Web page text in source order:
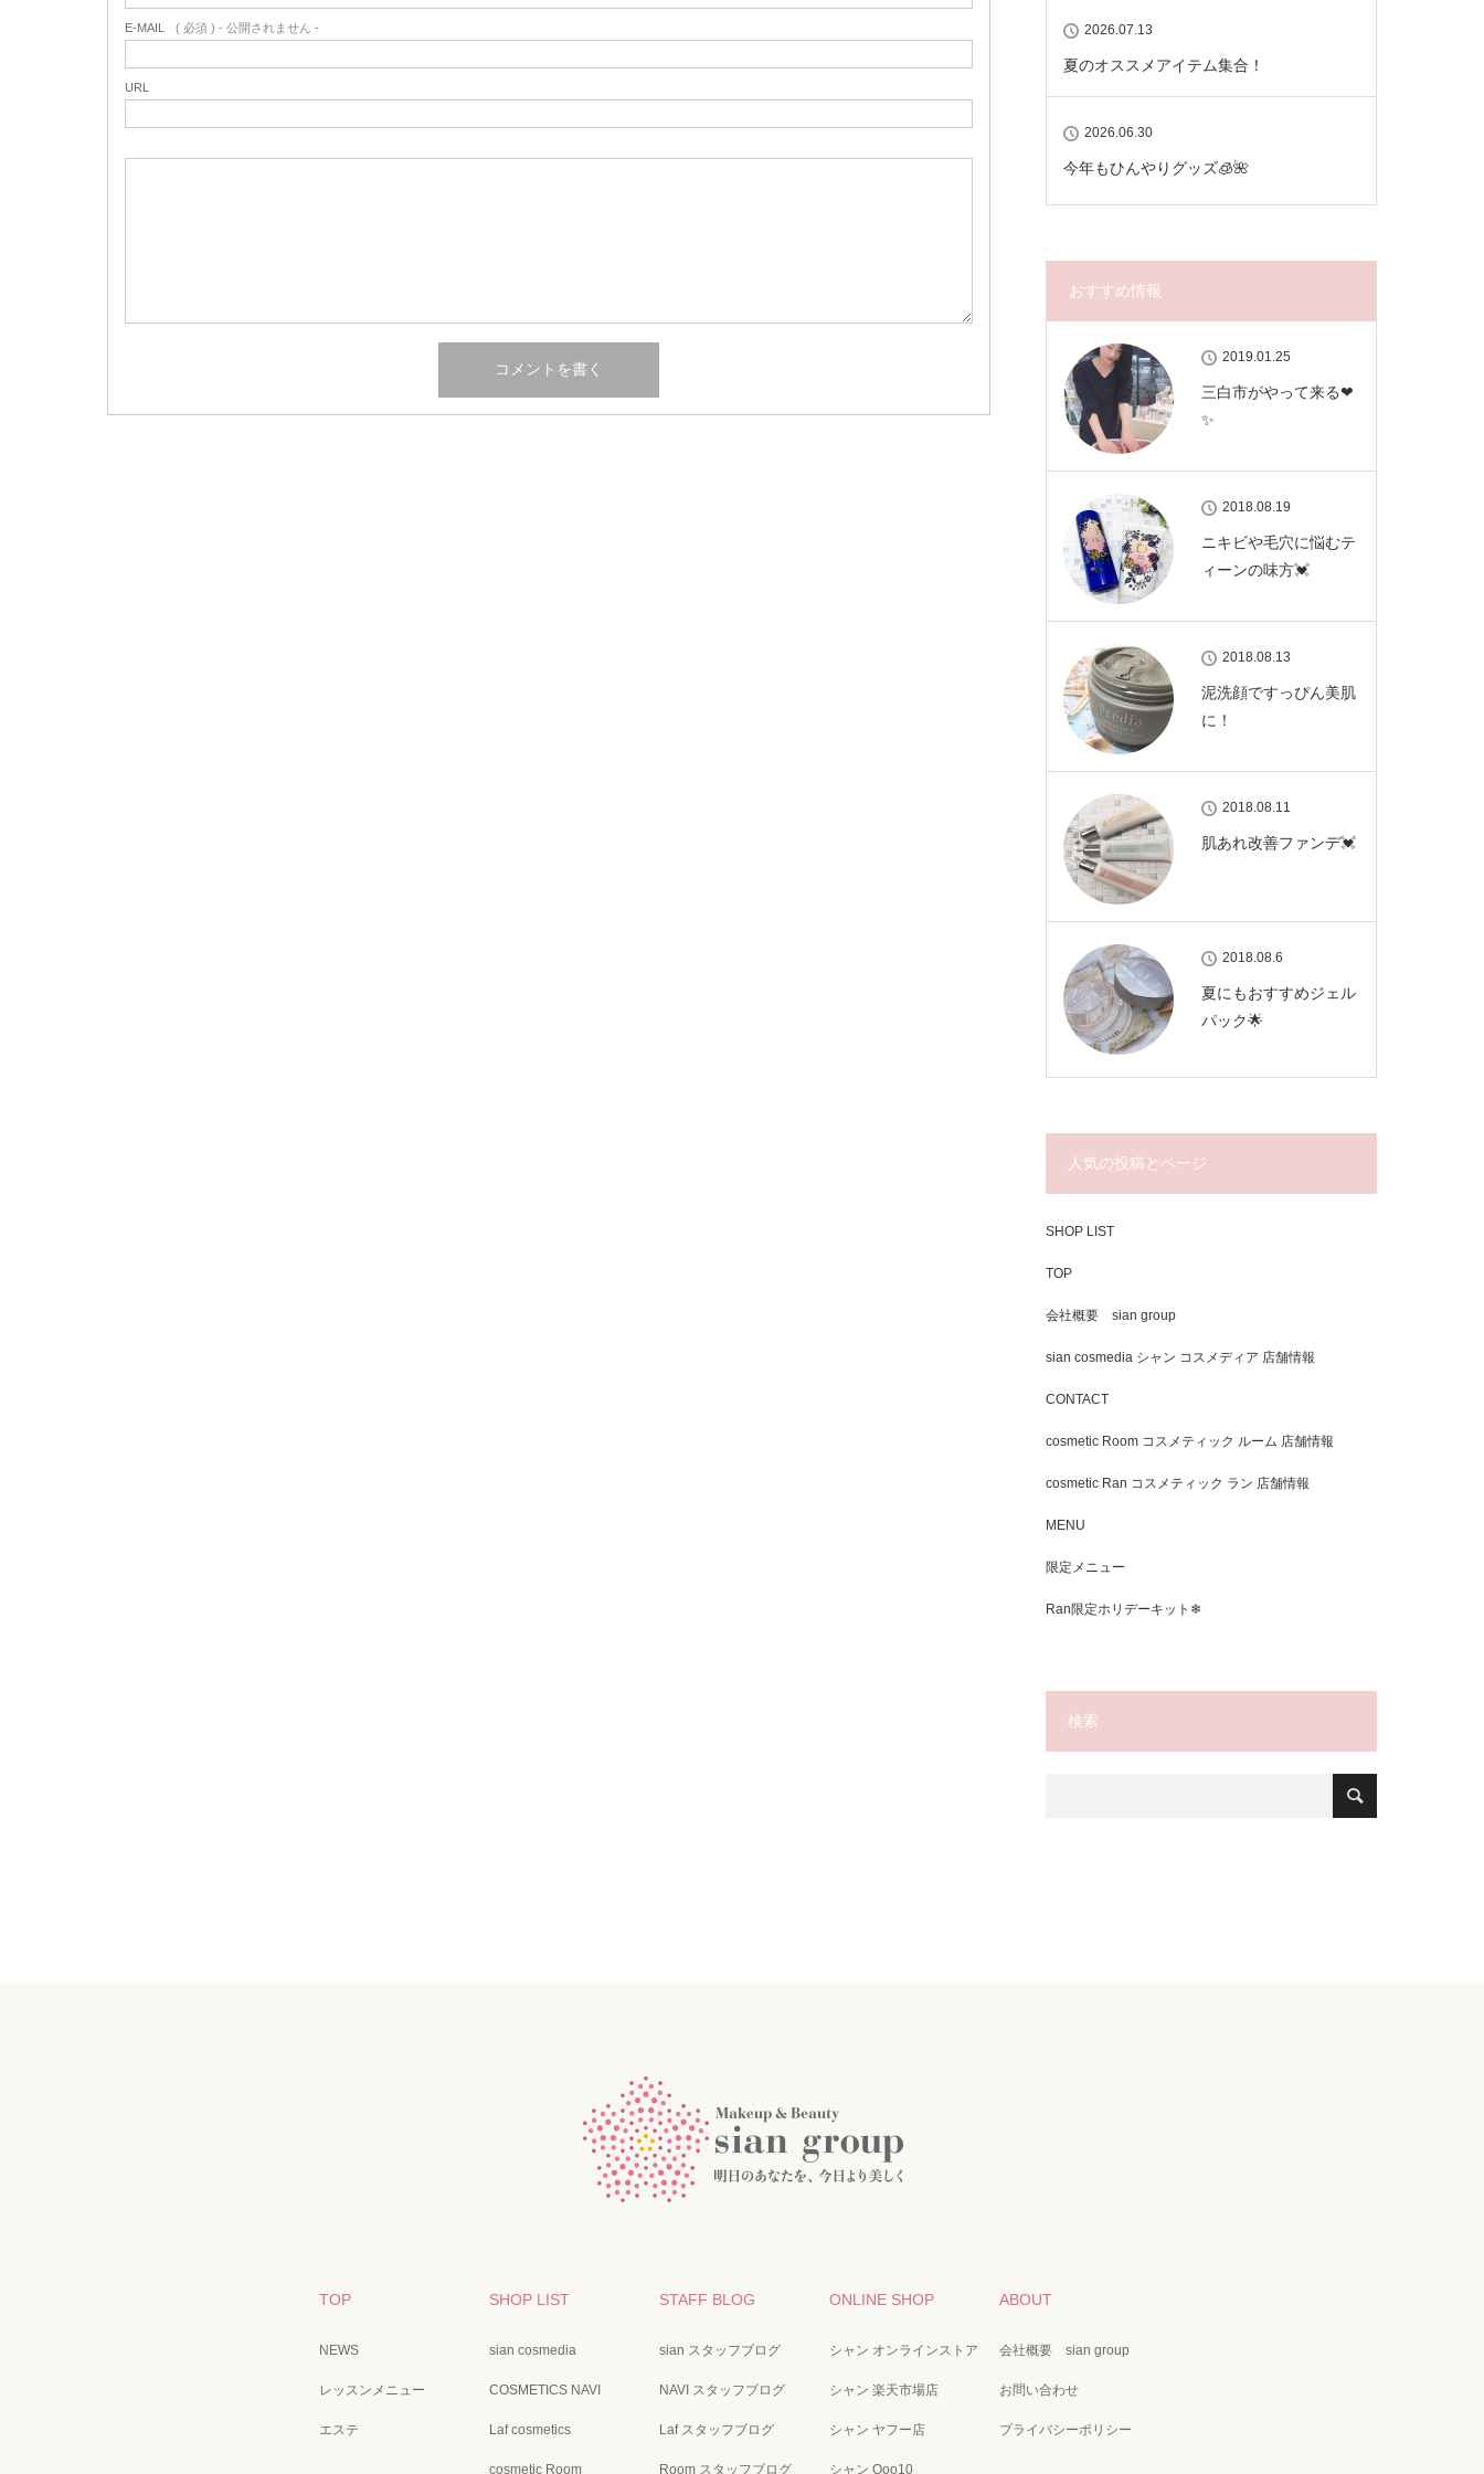
E-MAIL ( 必須 ) - 公開されません -
URL
2026.07.13
夏のオススメアイテム集合！
2026.06.30
今年もひんやりグッズ🧊🌺
おすすめ情報
2019.01.25
三白市がやって来る❤
✨
2018.08.19
ニキビや毛穴に悩むテ
ィーンの味方💓
2018.08.13
泥洗顔ですっぴん美肌
に！
2018.08.11
肌あれ改善ファンデ💓
2018.08.6
夏にもおすすめジェル
パック🌟
人気の投稿とページ
SHOP LIST
TOP
会社概要 sian group
sian cosmedia シャン コスメディア 店舗情報
CONTACT
cosmetic Room コスメティック ルーム 店舗情報
cosmetic Ran コスメティック ラン 店舗情報
MENU
限定メニュー
Ran限定ホリデーキット❄
検索
TOP
NEWS
レッスンメニュー
エステ
SHOP LIST
sian cosmedia
COSMETICS NAVI
Laf cosmetics
cosmetic Room
STAFF BLOG
sian スタッフブログ
NAVI スタッフブログ
Laf スタッフブログ
Room スタッフブログ
ONLINE SHOP
シャン オンラインストア
シャン 楽天市場店
シャン ヤフー店
シャン Qoo10
ABOUT
会社概要 sian group
お問い合わせ
プライバシーポリシー